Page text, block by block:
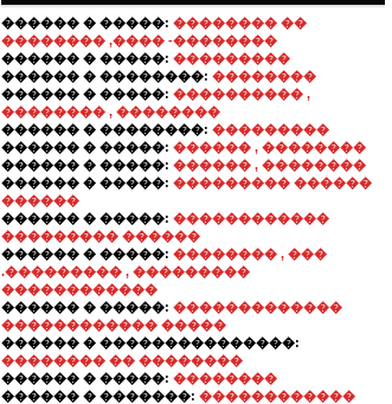
������ � �����: �������� ��
�������� ,���� -��������
������ � �����: ���������
������ � ��������: ��������
������ � �����: ���������� ,
�������� , ��������
������ � ��������: ���������
������ � �����: ������ , ��������
������ � �����: ������ , ��������
������ � �����: ��������� ������
������
������ � �����: ������������
��������� ������
������ � �����: �������� , ���
.��������� , ���������
������������
������ � �����: �������������
������������ �����
������ � ���������������:
�������� �� ��������
������ � �����: ��������
������ � �������: ������������